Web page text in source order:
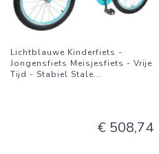
Lichtblauwe Kinderfiets -
Jongensfiets Meisjesfiets - Vrije
Tijd - Stabiel Stale...
€ 508,74